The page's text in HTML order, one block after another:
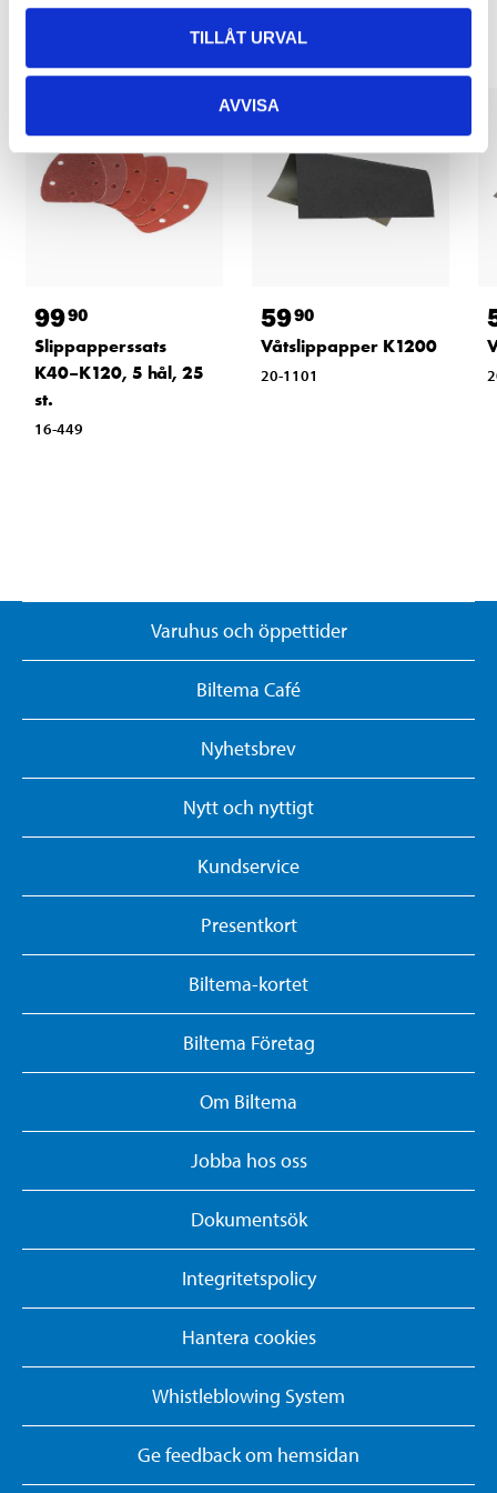
TILLÅT URVAL
AVVISA
9990
Slippapperssats
K40–K120, 5 hål, 25
st.
16-449
5990
Våtslippapper K1200
20-1101
Varuhus och öppettider
Biltema Café
Nyhetsbrev
Nytt och nyttigt
Kundservice
Presentkort
Biltema-kortet
Biltema Företag
Om Biltema
Jobba hos oss
Dokumentsök
Integritetspolicy
Hantera cookies
Whistleblowing System
Ge feedback om hemsidan